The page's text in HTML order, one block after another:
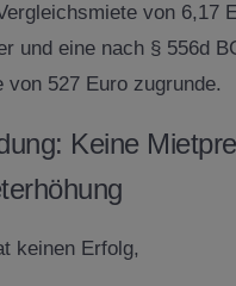
von 6,17
und eine nach § 556d
von 527 Euro zugrunde.
Keine
keinen Erfolg,